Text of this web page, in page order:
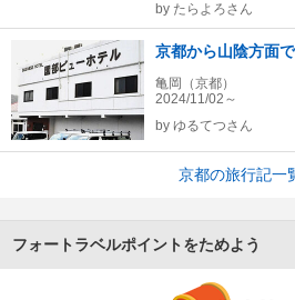
by たらよろさん
京都から山陰方面
亀岡（京都）
2024/11/02～
by ゆるてつさん
京都の旅行記一
フォートラベルポイントをためよう